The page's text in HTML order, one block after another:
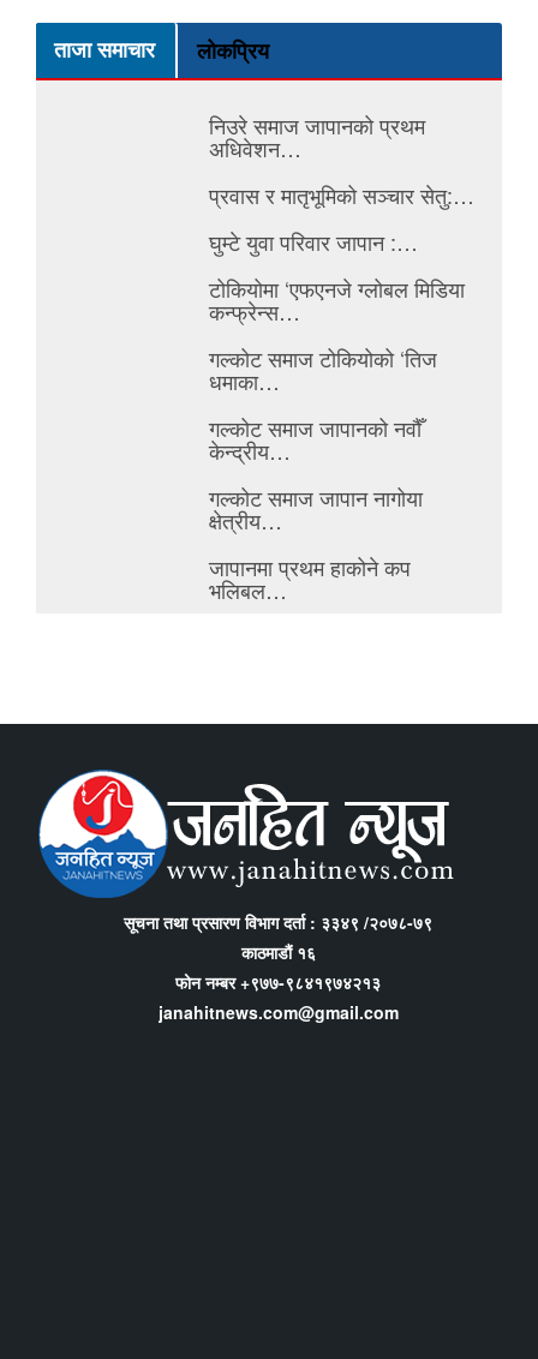
ताजा समाचार लोकप्रिय
निउरे समाज जापानको प्रथम
अधिवेशन…
प्रवास र मातृभूमिको सञ्चार सेतु:…
घुम्टे युवा परिवार जापान :…
टोकियोमा ‘एफएनजे ग्लोबल मिडिया
कन्फ्रेन्स…
गल्कोट समाज टोकियोको ‘तिज
धमाका…
गल्कोट समाज जापानको नवौँ
केन्द्रीय…
गल्कोट समाज जापान नागोया
क्षेत्रीय…
जापानमा प्रथम हाकोने कप
भलिबल…
सूचना तथा प्रसारण विभाग दर्ता : ३३४९ /२०७८-७९
काठमाडौं १६
फोन नम्बर +९७७-९८४१९७४२१३
janahitnews.com@gmail.com